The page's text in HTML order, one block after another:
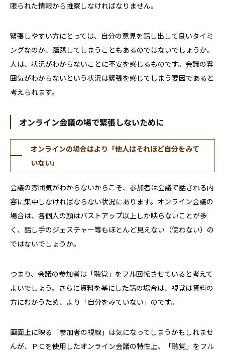
限られた情報から推察しなければなりません。
緊張しやすい方にとっては、自分の意見を話し出して良いタイミ
ングなのか、躊躇してしまうこともあるのではないでしょうか。
人は、状況がわからないことに不安を感じるものです。会議の雰
囲気がわからないという状況は緊張を感じてしまう要因であると
考えられます。
オンライン会議の場で緊張しないために
オンラインの場合はより「他人はそれほど自分をみて
いない」
会議の雰囲気がわからないからこそ、参加者は会議で話される内
容に集中しなければならない状況にあります。オンライン会議の
場合は、各個人の顔はバストアップ以上しか映らないことが多
く、話し手のジェスチャー等もほとんど見えない（使わない）の
ではないでしょうか。
つまり、会議の参加者は「聴覚」をフル回転させていると考えて
よいでしょう。さらに資料を基にした話の場合は、視覚は資料の
方にむかうため、より「自分をみていない」のです。
画面上に映る「参加者の視線」は気になってしまうかもしれませ
んが、ＰＣを使用したオンライン会議の特性上、「聴覚」をフル